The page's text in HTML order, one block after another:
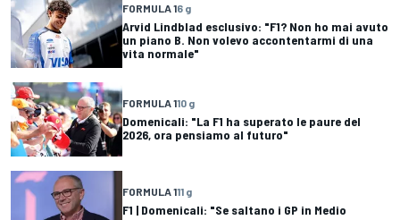
FORMULA 16 g
Arvid Lindblad esclusivo: "F1? Non ho mai avuto
un piano B. Non volevo accontentarmi di una
vita normale"
FORMULA 110 g
Domenicali: "La F1 ha superato le paure del
2026, ora pensiamo al futuro"
FORMULA 111 g
F1 | Domenicali: "Se saltano i GP in Medio